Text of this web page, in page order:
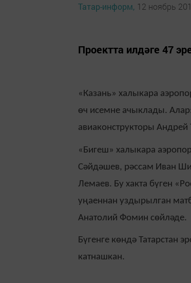
Татар-информ, 12 ноябрь
Проектта илдәге 47
«Казань» халыкара
өч исемне ачыклады.
авиаконструкторы Андрей
«Бигеш» халыкара
Сәйдәшев, рәссам Иван
Лемаев. Бу хакта бүген
уңаеннан уздырылган
Анатолий Фомин сөйләде.
Бүгенге көндә Татарстан
катнашкан.